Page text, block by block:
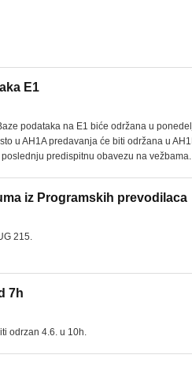
E1
podataka na E1 biće održana u
u AH1A predavanja će biti održana u
predispitnu obavezu na vežbama.
iz Programskih prevodilaca
215.
7h
odrzan 4.6. u 10h.